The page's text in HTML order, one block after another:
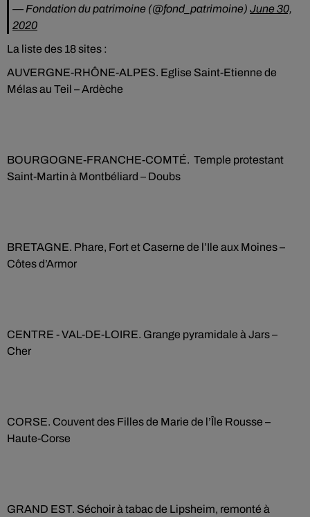
— Fondation du patrimoine (@fond_patrimoine) June 30,
2020
La liste des 18 sites :
AUVERGNE-RHÔNE-ALPES. Eglise Saint-Etienne de
Mélas au Teil – Ardèche
BOURGOGNE-FRANCHE-COMTÉ. Temple protestant
Saint-Martin à Montbéliard – Doubs
BRETAGNE. Phare, Fort et Caserne de l’Ile aux Moines –
Côtes d’Armor
CENTRE - VAL-DE-LOIRE. Grange pyramidale à Jars –
Cher
CORSE. Couvent des Filles de Marie de l’Île Rousse –
Haute-Corse
GRAND EST. Séchoir à tabac de Lipsheim, remonté à